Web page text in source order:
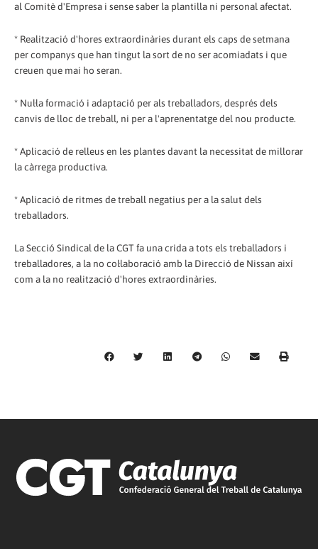
al Comitè d'Empresa i sense saber la plantilla ni personal afectat.
* Realització d'hores extraordinàries durant els caps de setmana
per companys que han tingut la sort de no ser acomiadats i que
creuen que mai ho seran.
* Nul·la formació i adaptació per als treballadors, després dels
canvis de lloc de treball, ni per a l'aprenentatge del nou producte.
* Aplicació de relleus en les plantes davant la necessitat de millorar
la càrrega productiva.
* Aplicació de ritmes de treball negatius per a la salut dels
treballadors.
La Secció Sindical de la CGT fa una crida a tots els treballadors i
treballadores, a la no col·laboració amb la Direcció de Nissan així
com a la no realització d'hores extraordinàries.